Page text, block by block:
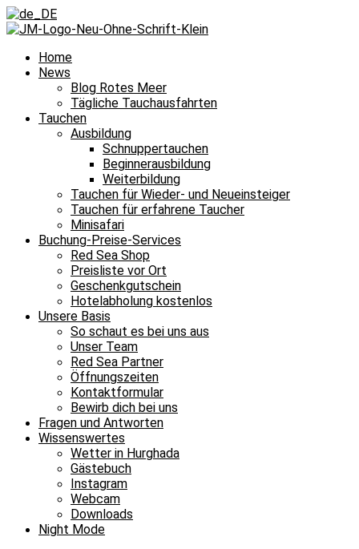
Home
News
Blog Rotes Meer
Tägliche Tauchausfahrten
Tauchen
Ausbildung
Schnuppertauchen
Beginnerausbildung
Weiterbildung
Tauchen für Wieder- und Neueinsteiger
Tauchen für erfahrene Taucher
Minisafari
Buchung-Preise-Services
Red Sea Shop
Preisliste vor Ort
Geschenkgutschein
Hotelabholung kostenlos
Unsere Basis
So schaut es bei uns aus
Unser Team
Red Sea Partner
Öffnungszeiten
Kontaktformular
Bewirb dich bei uns
Fragen und Antworten
Wissenswertes
Wetter in Hurghada
Gästebuch
Instagram
Webcam
Downloads
Night Mode